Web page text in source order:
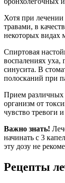
Хотя при лечении
травами, в
некоторых видах
Спиртовая
воспалениях уха,
синусита. В
полосканий при
Прием различных
организм от
чувство тревоги
Важно знать!
начинать с 3
эту дозу не
Рецепты